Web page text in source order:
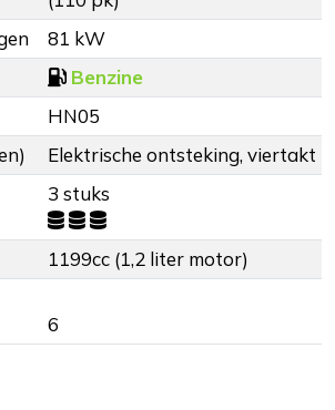
81 kW
Benzine
HN05
Elektrische ontsteking, viertakt
3 stuks
1199cc (1,2 liter motor)
6